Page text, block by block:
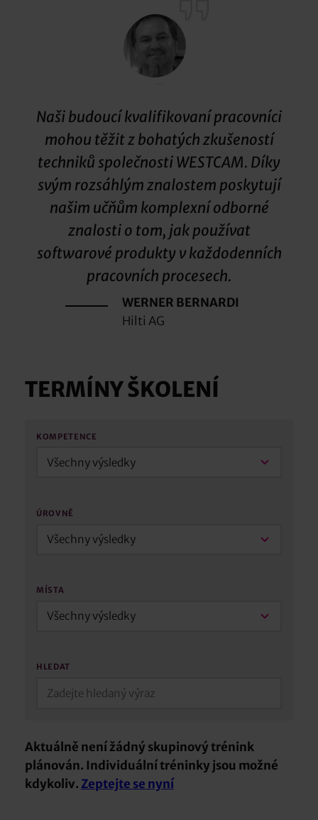
Naši budoucí kvalifikovaní pracovníci
mohou těžit z bohatých zkušeností
techniků společnosti WESTCAM. Díky
svým rozsáhlým znalostem poskytují
našim učňům komplexní odborné
znalosti o tom, jak používat
softwarové produkty v každodenních
pracovních procesech.
WERNER BERNARDI
Hilti AG
TERMÍNY ŠKOLENÍ
KOMPETENCE
Všechny výsledky
ÚROVNĚ
Všechny výsledky
MÍSTA
Všechny výsledky
HLEDAT
Aktuálně není žádný skupinový trénink
plánován. Individuální tréninky jsou možné
kdykoliv.Zeptejte se nyní